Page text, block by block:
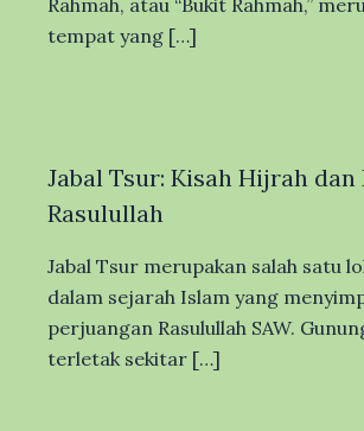
tempat yang […]
Jabal Tsur: Kisah Hijrah dan
Rasulullah
Jabal Tsur merupakan salah satu
dalam sejarah Islam yang
perjuangan Rasulullah SAW.
terletak sekitar […]